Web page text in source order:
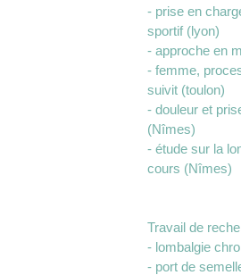
- prise en
sportif (lyon)
- approche en
- femme,
suivit (toulon)
- douleur et
(Nîmes)
- étude sur la
cours (Nîmes)
Travail de
- lombalgie
- port de